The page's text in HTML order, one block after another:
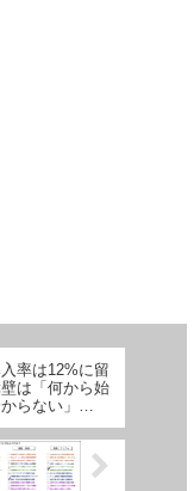
率は12%に留
は「何から始
らない」
れました